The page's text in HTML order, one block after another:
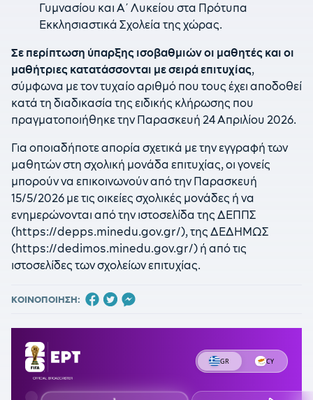
Γυμνασίου και Α΄ Λυκείου στα Πρότυπα
Εκκλησιαστικά Σχολεία της χώρας.
Σε περίπτωση ύπαρξης ισοβαθμιών οι μαθητές και οι
μαθήτριες κατατάσσονται με σειρά επιτυχίας,
σύμφωνα με τον τυχαίο αριθμό που τους έχει αποδοθεί
κατά τη διαδικασία της ειδικής κλήρωσης που
πραγματοποιήθηκε την Παρασκευή 24 Απριλίου 2026.
Για οποιαδήποτε απορία σχετικά με την εγγραφή των
μαθητών στη σχολική μονάδα επιτυχίας, οι γονείς
μπορούν να επικοινωνούν από την Παρασκευή
15/5/2026 με τις οικείες σχολικές μονάδες ή να
ενημερώνονται από την ιστοσελίδα της ΔΕΠΠΣ
(https://depps.minedu.gov.gr/), της ΔΕΔΗΜΩΣ
(https://dedimos.minedu.gov.gr/) ή από τις
ιστοσελίδες των σχολείων επιτυχίας.
ΚΟΙΝΟΠΟΙΗΣΗ: